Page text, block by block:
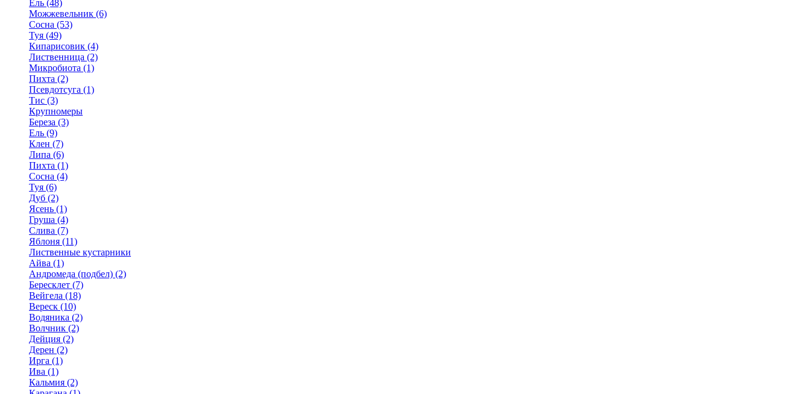
Ель (48)
Можжевельник (6)
Сосна (53)
Туя (49)
Кипарисовик (4)
Лиственница (2)
Микробиота (1)
Пихта (2)
Псевдотсуга (1)
Тис (3)
Крупномеры
Береза (3)
Ель (9)
Клен (7)
Липа (6)
Пихта (1)
Сосна (4)
Туя (6)
Дуб (2)
Ясень (1)
Груша (4)
Слива (7)
Яблоня (11)
Лиственные кустарники
Айва (1)
Андромеда (подбел) (2)
Бересклет (7)
Вейгела (18)
Вереск (10)
Водяника (2)
Волчник (2)
Дейция (2)
Дерен (2)
Ирга (1)
Ива (1)
Кальмия (2)